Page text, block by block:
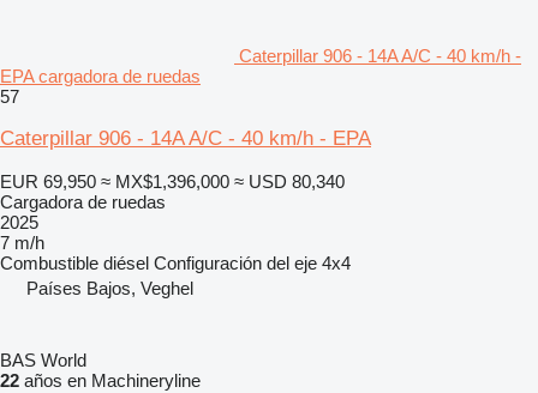
Caterpillar 906 - 14A A/C - 40 km/h -
EPA cargadora de ruedas
57
Caterpillar 906 - 14A A/C - 40 km/h - EPA
EUR 69,950 ≈ MX$1,396,000 ≈ USD 80,340
Cargadora de ruedas
2025
7 m/h
Combustible diésel Configuración del eje 4x4
Países Bajos, Veghel
BAS World
22 años en Machineryline